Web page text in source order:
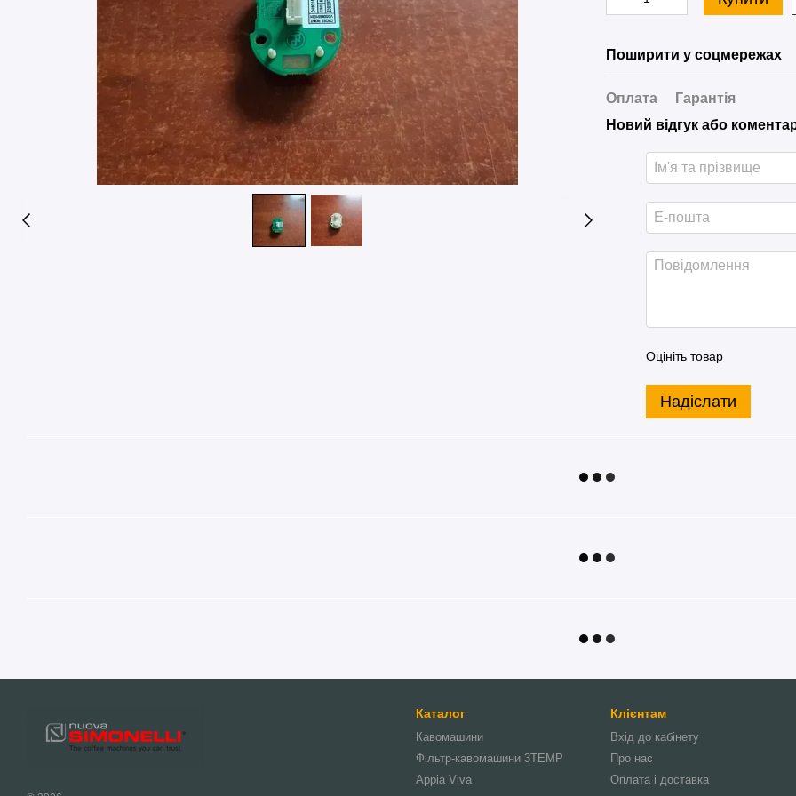
Поширити у соцмережах
Оплата
Гарантія
Новий відгук або
Оцініть товар
Надіслати
Каталог
Кавомашини
Фільтр-кавомашини 3TEMP
Appia Viva
Клієнтам
Вхід до кабінету
Про нас
Оплата і доставка